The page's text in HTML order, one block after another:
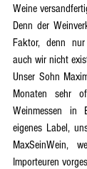
Weine
Denn der
Faktor, denn
auch wir nicht
Unser Sohn
Monaten sehr
Weinmessen in
eigenes Label,
MaxSeinWein,
Importeuren